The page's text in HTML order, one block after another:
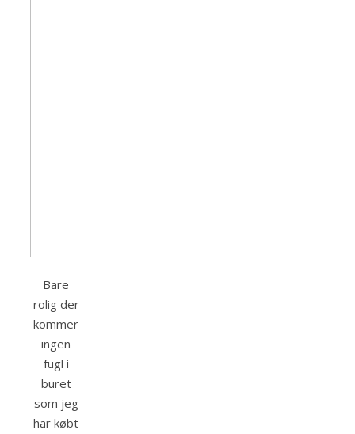
Bare
rolig der
kommer
ingen
fugl i
buret
som jeg
har købt